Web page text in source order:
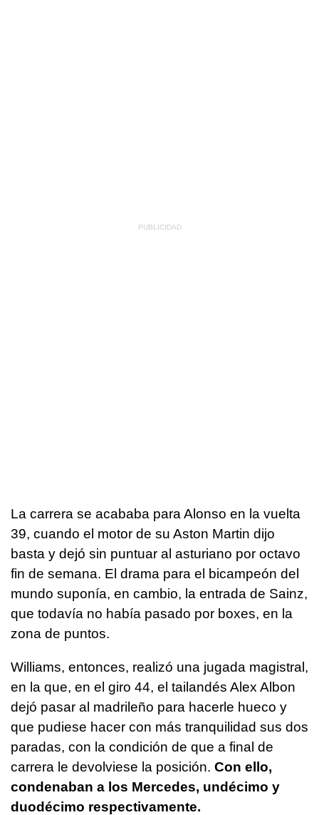
La carrera se acababa para Alonso en la vuelta
39, cuando el motor de su Aston Martin dijo
basta y dejó sin puntuar al asturiano por octavo
fin de semana. El drama para el bicampeón del
mundo suponía, en cambio, la entrada de Sainz,
que todavía no había pasado por boxes, en la
zona de puntos.
Williams, entonces, realizó una jugada magistral,
en la que, en el giro 44, el tailandés Alex Albon
dejó pasar al madrileño para hacerle hueco y
que pudiese hacer con más tranquilidad sus dos
paradas, con la condición de que a final de
carrera le devolviese la posición. Con ello,
condenaban a los Mercedes, undécimo y
duodécimo respectivamente.